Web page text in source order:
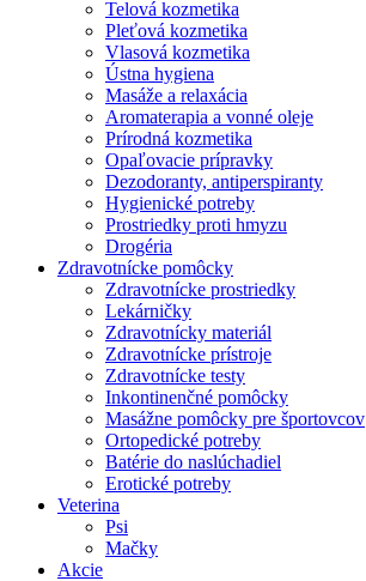
Telová kozmetika
Pleťová kozmetika
Vlasová kozmetika
Ústna hygiena
Masáže a relaxácia
Aromaterapia a vonné oleje
Prírodná kozmetika
Opaľovacie prípravky
Dezodoranty, antiperspiranty
Hygienické potreby
Prostriedky proti hmyzu
Drogéria
Zdravotnícke pomôcky
Zdravotnícke prostriedky
Lekárničky
Zdravotnícky materiál
Zdravotnícke prístroje
Zdravotnícke testy
Inkontinenčné pomôcky
Masážne pomôcky pre športovcov
Ortopedické potreby
Batérie do naslúchadiel
Erotické potreby
Veterina
Psi
Mačky
Akcie